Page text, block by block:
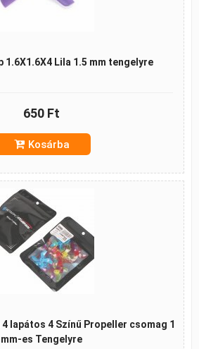
1.6X1.6X4 Lila 1.5 mm tengelyre
650 Ft
Kosárba
4 lapátos 4 Színű Propeller csomag 1
mm-es Tengelyre